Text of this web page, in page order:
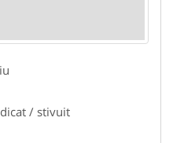
/ stivuit